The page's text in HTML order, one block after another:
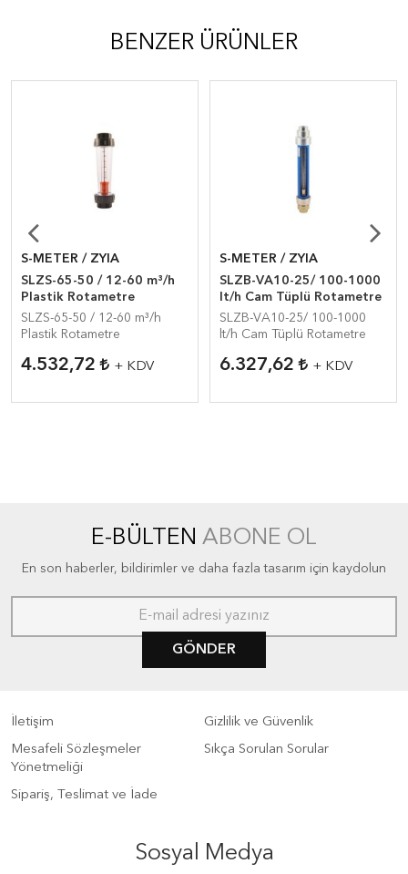
BENZER ÜRÜNLER
S-METER / ZYIA
SLZS-65-50 / 12-60 m³/h
Plastik Rotametre
SLZS-65-50 / 12-60 m³/h
Plastik Rotametre
4.532,72 + KDV
S-METER / ZYIA
SLZB-VA10-25/ 100-1000
lt/h Cam Tüplü Rotametre
SLZB-VA10-25/ 100-1000
lt/h Cam Tüplü Rotametre
6.327,62 + KDV
E-BÜLTEN ABONE OL
En son haberler, bildirimler ve daha fazla tasarım için kaydolun
GÖNDER
İletişim
Gizlilik ve Güvenlik
Mesafeli Sözleşmeler
Yönetmeliği
Sıkça Sorulan Sorular
Sipariş, Teslimat ve İade
Sosyal Medya